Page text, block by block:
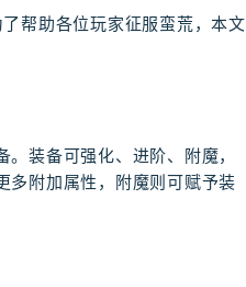
帮助各位玩家征服蛮荒，本文
装备可强化、进阶、附魔，
多附加属性，附魔则可赋予装